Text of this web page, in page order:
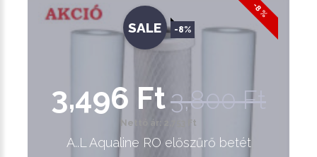
-8 %
SALE -8%
3,496 Ft3,800 Ft
Nettó ár: 2,753 Ft
A..L Aqualine RO előszűrő betét